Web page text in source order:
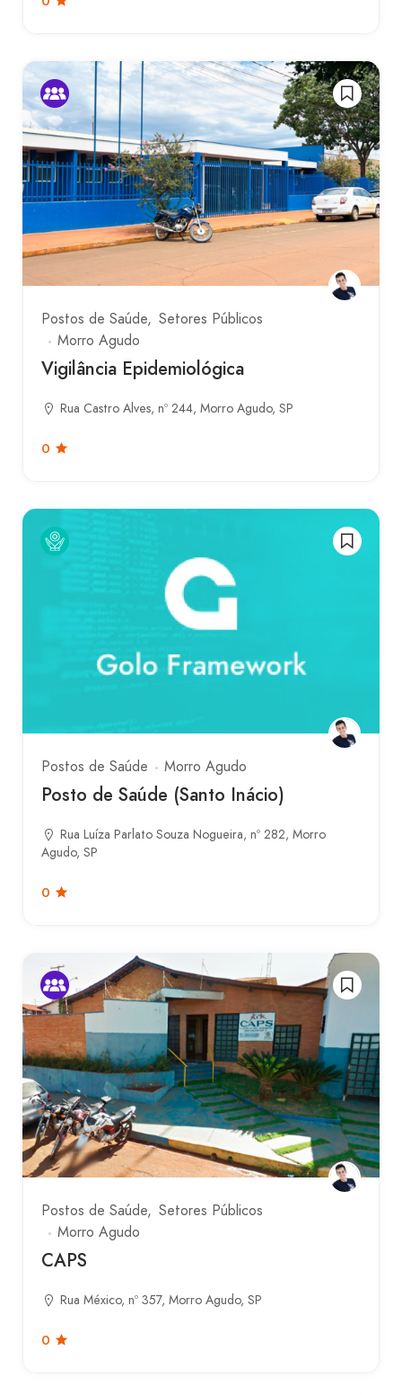
Postos de Saúde Setores Públicos
Morro Agudo
Vigilância Epidemiológica
Rua Castro Alves, nº 244, Morro Agudo, SP
0
Postos de Saúde Morro Agudo
Posto de Saúde (Santo Inácio)
Rua Luíza Parlato Souza Nogueira, nº 282, Morro
Agudo, SP
0
Postos de Saúde Setores Públicos
Morro Agudo
CAPS
Rua México, nº 357, Morro Agudo, SP
0